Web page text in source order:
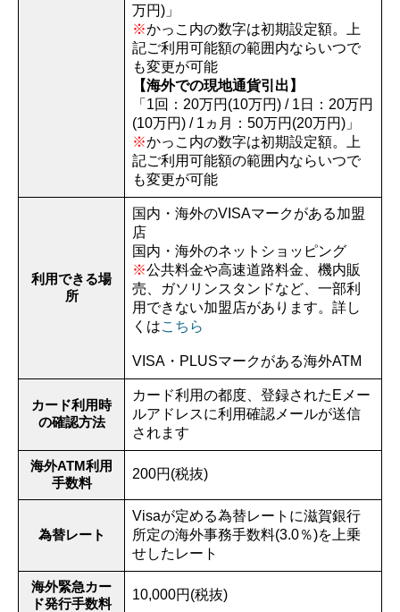
万円)」
※かっこ内の数字は初期設定額。上
記ご利用可能額の範囲内ならいつで
も変更が可能
【海外での現地通貨引出】
「1回：20万円(10万円) / 1日：20万円
(10万円) / 1ヵ月：50万円(20万円)」
※かっこ内の数字は初期設定額。上
記ご利用可能額の範囲内ならいつで
も変更が可能
利用できる場
所
国内・海外のVISAマークがある加盟
店
国内・海外のネットショッピング
※公共料金や高速道路料金、機内販
売、ガソリンスタンドなど、一部利
用できない加盟店があります。詳し
くはこちら
VISA・PLUSマークがある海外ATM
カード利用時
の確認方法
カード利用の都度、登録されたEメー
ルアドレスに利用確認メールが送信
されます
海外ATM利用
手数料
200円(税抜)
為替レート
Visaが定める為替レートに滋賀銀行
所定の海外事務手数料(3.0％)を上乗
せしたレート
海外緊急カー
ド発行手数料
10,000円(税抜)